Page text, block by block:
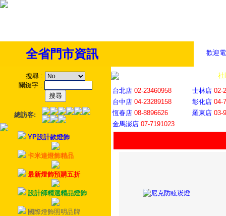
歡迎
全省門市資訊
搜尋 :
關鍵字 :
總訪客:
YP設計款燈飾
卡米達燈飾精品
最新燈飾預購五折
設計師精選精品燈飾
國際燈飾照明品牌
社
台北店 02-23460958 士林店 02-
台中店 04-23289158 彰化店 04-
恆春店 08-8896626 羅東店 03-
金馬澎店 07-7191023